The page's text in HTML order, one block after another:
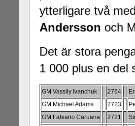
ytterligare två
Andersson och
Det är stora
1 000 plus en
GM Vassily Ivanchuk 2764
GM Michael Adams
2723
GM Fabiano Caruana
2721